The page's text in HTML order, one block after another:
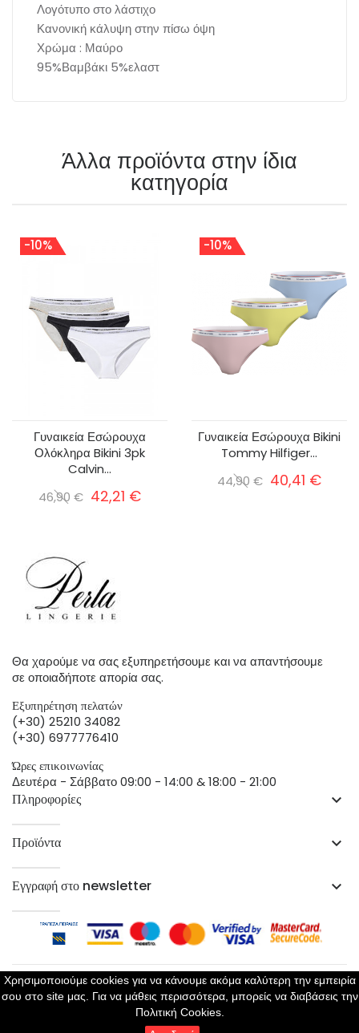
Λογότυπο στο λάστιχο
Κανονική κάλυψη στην πίσω όψη
Χρώμα : Μαύρο
95%Βαμβάκι 5%ελαστ
Άλλα προϊόντα στην ίδια
κατηγορία
-10%
Γυναικεία Εσώρουχα
Ολόκληρα Bikini 3pk
Calvin...
46,90 € 42,21 €
-10%
Γυναικεία Εσώρουχα Bikini
Tommy Hilfiger...
44,90 € 40,41 €
Θα χαρούμε να σας εξυπηρετήσουμε και να απαντήσουμε
σε οποιαδήποτε απορία σας.
Εξυπηρέτηση πελατών
(+30) 25210 34082
(+30) 6977776410
Ώρες επικοινωνίας
Δευτέρα - Σάββατο 09:00 - 14:00 & 18:00 - 21:00
Πληροφορίες keyboard_arrow_down
Προϊόντα keyboard_arrow_down
Εγγραφή στο newsletter keyboard_arrow_down
Χρησιμοποιούμε cookies για να κάνουμε ακόμα καλύτερη την εμπειρία
σου στο site μας. Για να μάθεις περισσότερα, μπορείς να διαβάσεις την
Πολιτική Cookies.
Perla Lingerie- All Rights Reserved